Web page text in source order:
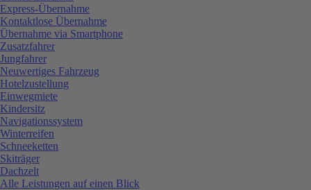
Express-Übernahme
Kontaktlose Übernahme
Übernahme via Smartphone
Zusatzfahrer
Jungfahrer
Neuwertiges Fahrzeug
Hotelzustellung
Einwegmiete
Kindersitz
Navigationssystem
Winterreifen
Schneeketten
Skiträger
Dachzelt
Alle Leistungen auf einen Blick